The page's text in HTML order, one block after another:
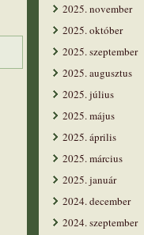
2025. november
2025. október
2025. szeptember
2025. augusztus
2025. július
2025. május
2025. április
2025. március
2025. január
2024. december
2024. szeptember